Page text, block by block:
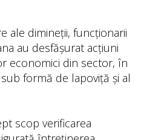
ale dimineții, funcționarii
au desfășurat acțiuni
economici din sector, în
formă de lapoviță și al
scop verificarea